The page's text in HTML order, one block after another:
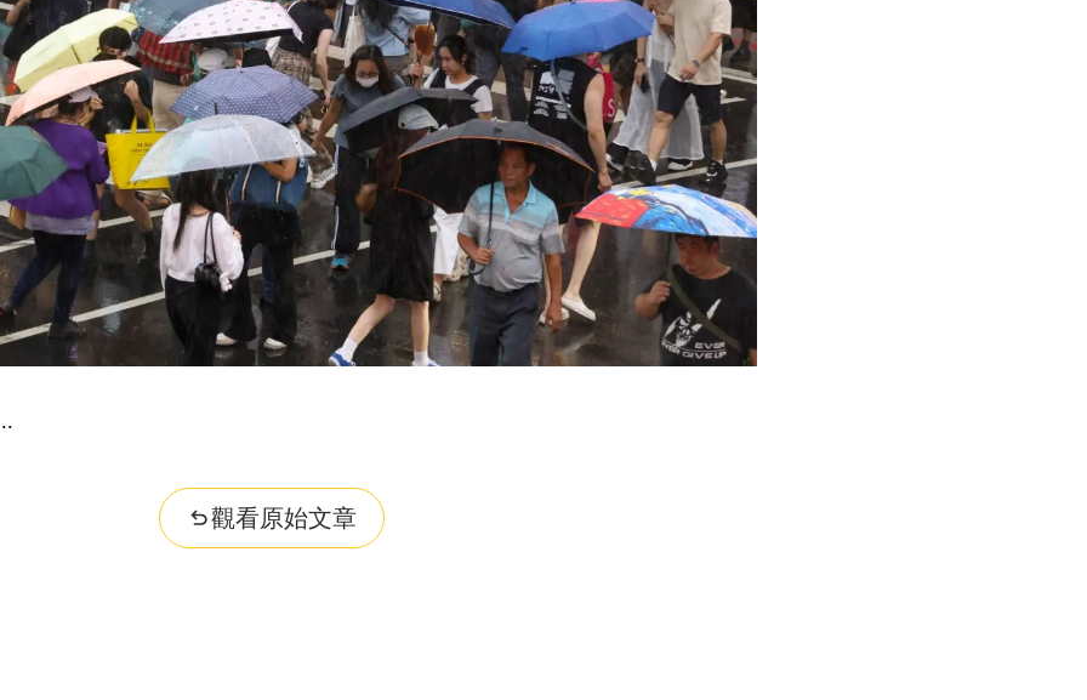
觀看原始文章